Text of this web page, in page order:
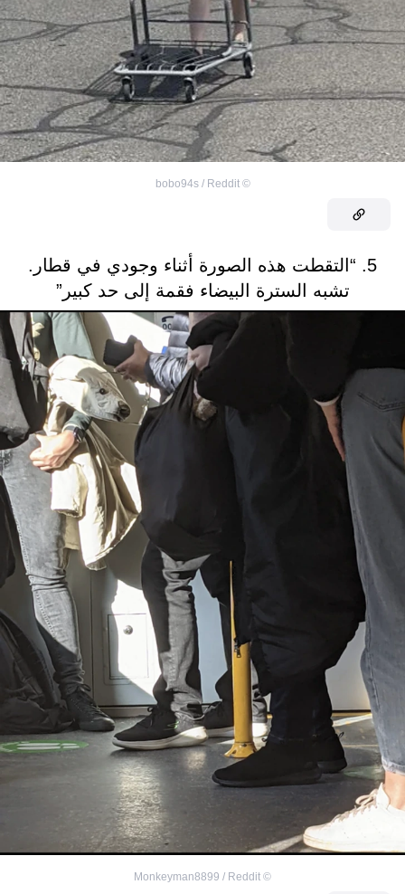
©
bobo94s / Reddit
5. “التقطت هذه الصورة أثناء وجودي في قطار.
تشبه السترة البيضاء فقمة إلى حد كبير”
©
Monkeyman8899 / Reddit